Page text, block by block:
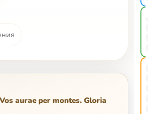
aurae per montes. Gloria